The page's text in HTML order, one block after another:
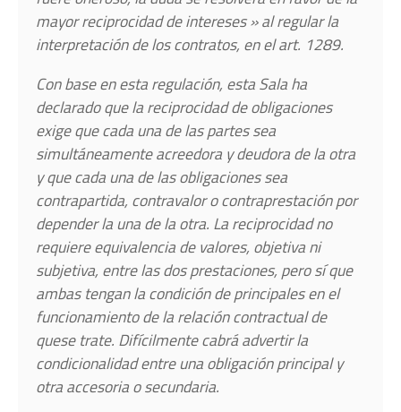
mayor reciprocidad de intereses » al regular la
interpretación de los contratos, en el art. 1289.
Con base en esta regulación, esta Sala ha
declarado que la reciprocidad de obligaciones
exige que cada una de las partes sea
simultáneamente acreedora y deudora de la otra
y que cada una de las obligaciones sea
contrapartida, contravalor o contraprestación por
depender la una de la otra. La reciprocidad no
requiere equivalencia de valores, objetiva ni
subjetiva, entre las dos prestaciones, pero sí que
ambas tengan la condición de principales en el
funcionamiento de la relación contractual de
quese trate. Difícilmente cabrá advertir la
condicionalidad entre una obligación principal y
otra accesoria o secundaria.